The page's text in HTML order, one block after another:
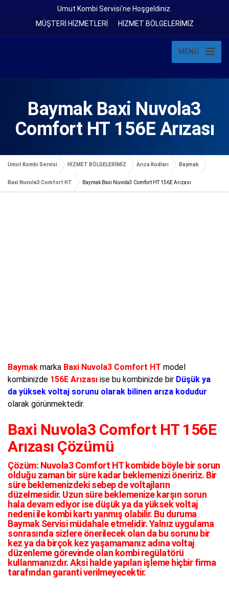
Umut Kombi Servisi'ne Hoşgeldiniz.
MÜŞTERİ HİZMETLERİ
HİZMET BÖLGELERİMİZ
MENÜ
Baymak Baxi Nuvola3
Comfort HT 156E Arızası
Umut Kombi Servisi HİZMET BÖLGELERİMİZ Arıza Kodları Baymak
Baxi Nuvola3 Comfort HT Baymak Baxi Nuvola3 Comfort HT 156E Arızası
Baymak marka Baxi Nuvola3 Comfort HT model
kombinizde 156E Arızası ise bu kombinizde bir Düşük ya
da yüksek voltaj sorunu olarak bilinen arıza kodudur
olarak görünmektedir.
Baxi Nuvola3 Comfort HT 156E
Arızası Çözümü
Çözüm: Nuvola3 Comfort HT kombide böyle bir sorun
olduğu zaman bir süre kadar beklemenizi öneririz. Bir
süre beklemenizdeki sebep de voltajların
düzelmesidir. Uzun süre beklemenize karşın sorun
hala devam ediyor ise düşük ya da yüksek voltaj
nedeni ile kombi kartı yanmış olabilir. Bu duruma
Baymak Servisi müdahale etmelidir. Yalnız uygulama
sonrasında sizlere önerilecek olan da bu sorunu bir
kez ya da birçok kez yaşamamanız adına voltaj
düzenleme görevinde olan kombi regülatörü
kullanmanızdır. Aksi halde yapılan işleme hiçbir firma
tarafından garanti verilmeyecektir.